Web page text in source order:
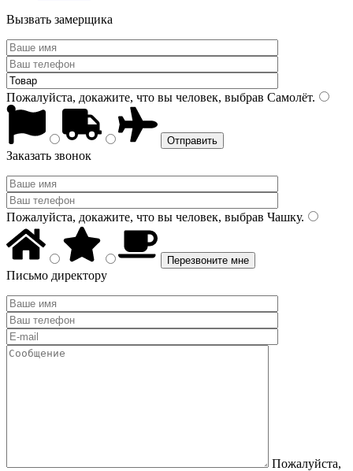
Вызвать замерщика
Пожалуйста, докажите, что вы человек, выбрав Самолёт.
Заказать звонок
Пожалуйста, докажите, что вы человек, выбрав Чашку.
Письмо директору
Пожалуйста,